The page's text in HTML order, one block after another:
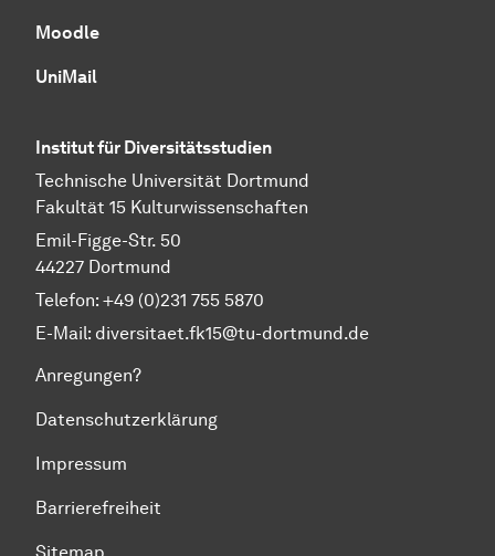
Moodle
UniMail
Institut für Diversitätsstudien
Technische Universität Dortmund
Fakultät 15 Kulturwissenschaften
Emil-Figge-Str. 50
44227 Dortmund
Telefon: +49 (0)231 755 5870
E-Mail: diversitaet.fk15@tu-dortmund.de
Anregungen?
Datenschutzerklärung
Impressum
Barrierefreiheit
Sitemap